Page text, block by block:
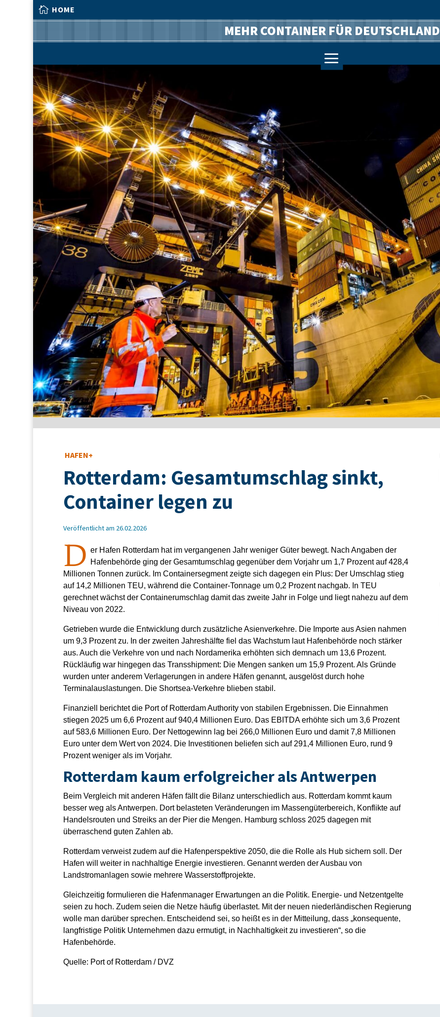
 HOME
MEHR CONTAINER FÜR DEUTSCHLAND
a
HAFEN+
Rotterdam: Gesamtumschlag sinkt,
Container legen zu
Veröffentlicht am 26.02.2026
D er Hafen Rotterdam hat im vergangenen Jahr weniger Güter bewegt. Nach Angaben der
Hafenbehörde ging der Gesamtumschlag gegenüber dem Vorjahr um 1,7 Prozent auf 428,4
Millionen Tonnen zurück. Im Containersegment zeigte sich dagegen ein Plus: Der Umschlag stieg
auf 14,2 Millionen TEU, während die Container-Tonnage um 0,2 Prozent nachgab. In TEU
gerechnet wächst der Containerumschlag damit das zweite Jahr in Folge und liegt nahezu auf dem
Niveau von 2022.
Getrieben wurde die Entwicklung durch zusätzliche Asienverkehre. Die Importe aus Asien nahmen
um 9,3 Prozent zu. In der zweiten Jahreshälfte fiel das Wachstum laut Hafenbehörde noch stärker
aus. Auch die Verkehre von und nach Nordamerika erhöhten sich demnach um 13,6 Prozent.
Rückläufig war hingegen das Transshipment: Die Mengen sanken um 15,9 Prozent. Als Gründe
wurden unter anderem Verlagerungen in andere Häfen genannt, ausgelöst durch hohe
Terminalauslastungen. Die Shortsea-Verkehre blieben stabil.
Finanziell berichtet die Port of Rotterdam Authority von stabilen Ergebnissen. Die Einnahmen
stiegen 2025 um 6,6 Prozent auf 940,4 Millionen Euro. Das EBITDA erhöhte sich um 3,6 Prozent
auf 583,6 Millionen Euro. Der Nettogewinn lag bei 266,0 Millionen Euro und damit 7,8 Millionen
Euro unter dem Wert von 2024. Die Investitionen beliefen sich auf 291,4 Millionen Euro, rund 9
Prozent weniger als im Vorjahr.
Rotterdam kaum erfolgreicher als Antwerpen
Beim Vergleich mit anderen Häfen fällt die Bilanz unterschiedlich aus. Rotterdam kommt kaum
besser weg als Antwerpen. Dort belasteten Veränderungen im Massengüterbereich, Konflikte auf
Handelsrouten und Streiks an der Pier die Mengen. Hamburg schloss 2025 dagegen mit
überraschend guten Zahlen ab.
Rotterdam verweist zudem auf die Hafenperspektive 2050, die die Rolle als Hub sichern soll. Der
Hafen will weiter in nachhaltige Energie investieren. Genannt werden der Ausbau von
Landstromanlagen sowie mehrere Wasserstoffprojekte.
Gleichzeitig formulieren die Hafenmanager Erwartungen an die Politik. Energie- und Netzentgelte
seien zu hoch. Zudem seien die Netze häufig überlastet. Mit der neuen niederländischen Regierung
wolle man darüber sprechen. Entscheidend sei, so heißt es in der Mitteilung, dass „konsequente,
langfristige Politik Unternehmen dazu ermutigt, in Nachhaltigkeit zu investieren“, so die
Hafenbehörde.
Quelle: Port of Rotterdam / DVZ